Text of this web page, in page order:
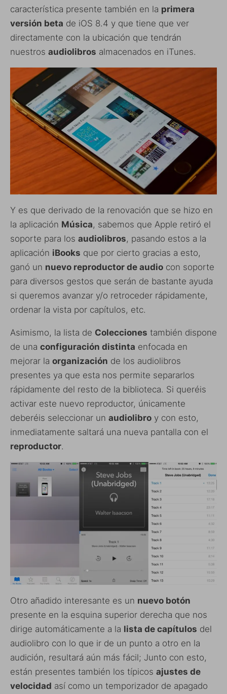
característica presente también en la primera
versión beta de iOS 8.4 y que tiene que ver
directamente con la ubicación que tendrán
nuestros audiolibros almacenados en iTunes.
Y es que derivado de la renovación que se hizo en
la aplicación Música, sabemos que Apple retiró el
soporte para los audiolibros, pasando estos a la
aplicación iBooks que por cierto gracias a esto,
ganó un nuevo reproductor de audio con soporte
para diversos gestos que serán de bastante ayuda
si queremos avanzar y/o retroceder rápidamente,
ordenar la vista por capítulos, etc.
Asimismo, la lista de Colecciones también dispone
de una configuración distinta enfocada en
mejorar la organización de los audiolibros
presentes ya que esta nos permite separarlos
rápidamente del resto de la biblioteca. Si queréis
activar este nuevo reproductor, únicamente
deberéis seleccionar un audiolibro y con esto,
inmediatamente saltará una nueva pantalla con el
reproductor.
Otro añadido interesante es un nuevo botón
presente en la esquina superior derecha que nos
dirige automáticamente a la lista de capítulos del
audiolibro con lo que ir de un punto a otro en la
audición, resultará aún más fácil; Junto con esto,
están presentes también los típicos ajustes de
velocidad así como un temporizador de apagado